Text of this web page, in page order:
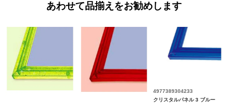
あわせて品揃えをお勧めします
4977389304233
クリスタルパネル 3 ブルー